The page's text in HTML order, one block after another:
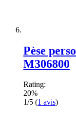
Pèse
M306800
Rating:
20%
1/5 (1 avis)